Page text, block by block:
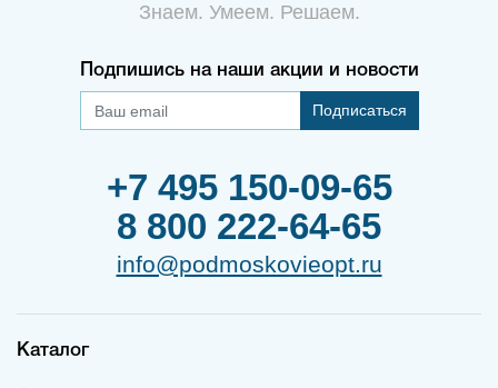
Знаем. Умеем. Решаем.
Подпишись на наши акции и новости
Подписаться
+7 495 150-09-65
8 800 222-64-65
info@podmoskovieopt.ru
Каталог